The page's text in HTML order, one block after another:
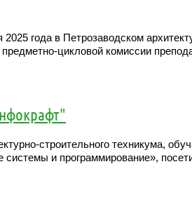
года в Петрозаводском
цикловой комиссии
строительного техникума,
и программирование»,